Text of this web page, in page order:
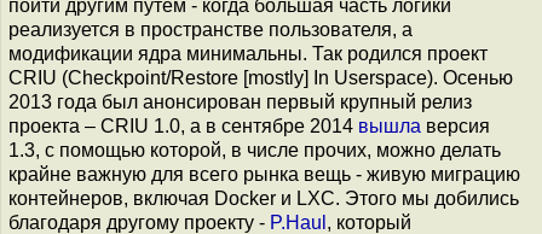
пойти другим путём - когда большая часть логики
реализуется в пространстве пользователя, а
модификации ядра минимальны. Так родился проект
CRIU (Checkpoint/Restore [mostly] In Userspace). Осенью
2013 года был анонсирован первый крупный релиз
проекта – CRIU 1.0, а в сентябре 2014 вышла версия
1.3, с помощью которой, в числе прочих, можно делать
крайне важную для всего рынка вещь - живую миграцию
контейнеров, включая Docker и LXC. Этого мы добились
благодаря другому проекту - P.Haul , который